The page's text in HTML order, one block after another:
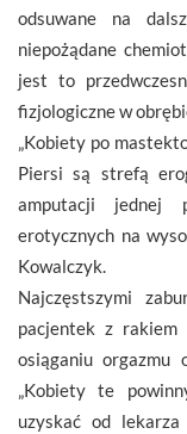
odsuwane na
niepożądane
jest to
fizjologiczne w
„Kobiety po
Piersi są strefą
amputacji jednej
erotycznych na
Kowalczyk.
Najczęstszymi
pacjentek z rakiem
osiąganiu orgazmu
„Kobiety te
uzyskać od lekarza